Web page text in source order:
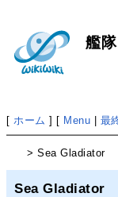
艦
[ホーム ] [ Menu 最
> Sea Gladiator
Sea Gladiator